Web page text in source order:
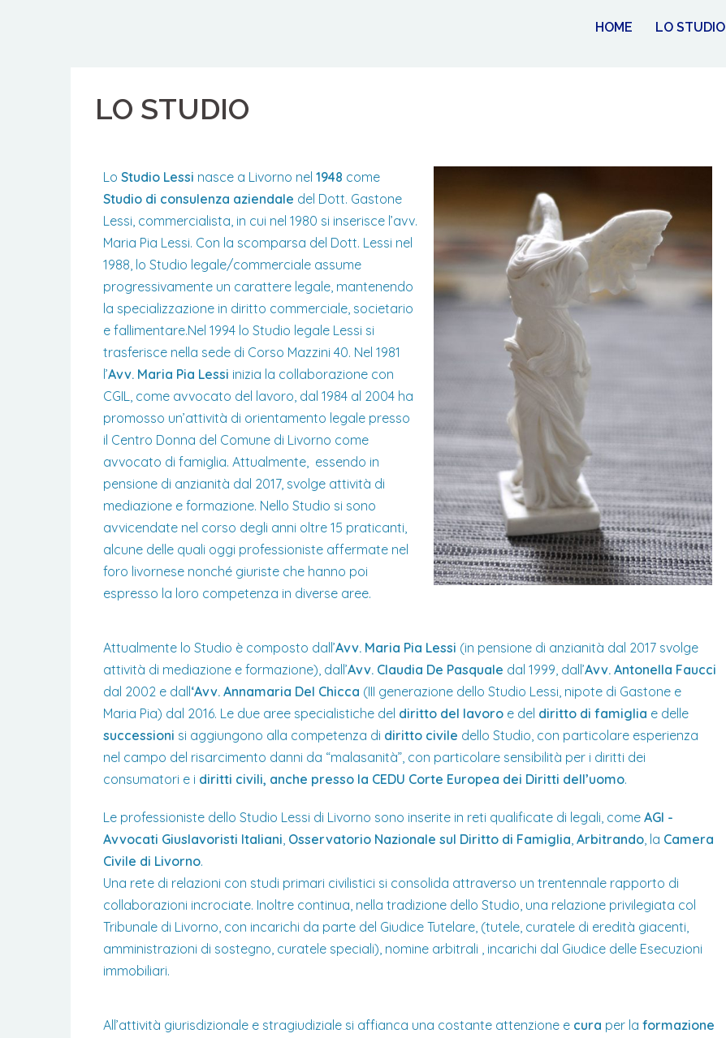
HOME LO STUDIO
LO STUDIO
Lo Studio Lessi nasce a Livorno nel 1948 come
Studio di consulenza aziendale del Dott. Gastone
Lessi, commercialista, in cui nel 1980 si inserisce l’avv.
Maria Pia Lessi. Con la scomparsa del Dott. Lessi nel
1988, lo Studio legale/commerciale assume
progressivamente un carattere legale, mantenendo
la specializzazione in diritto commerciale, societario
e fallimentare.Nel 1994 lo Studio legale Lessi si
trasferisce nella sede di Corso Mazzini 40. Nel 1981
l’Avv. Maria Pia Lessi inizia la collaborazione con
CGIL, come avvocato del lavoro, dal 1984 al 2004 ha
promosso un’attività di orientamento legale presso
il Centro Donna del Comune di Livorno come
avvocato di famiglia. Attualmente, essendo in
pensione di anzianità dal 2017, svolge attività di
mediazione e formazione. Nello Studio si sono
avvicendate nel corso degli anni oltre 15 praticanti,
alcune delle quali oggi professioniste affermate nel
foro livornese nonché giuriste che hanno poi
espresso la loro competenza in diverse aree.
Attualmente lo Studio è composto dall’Avv. Maria Pia Lessi (in pensione di anzianità dal 2017 svolge
attività di mediazione e formazione), dall’Avv. Claudia De Pasquale dal 1999, dall’Avv. Antonella Faucci
dal 2002 e dall‘Avv. Annamaria Del Chicca (III generazione dello Studio Lessi, nipote di Gastone e
Maria Pia) dal 2016. Le due aree specialistiche del diritto del lavoro e del diritto di famiglia e delle
successioni si aggiungono alla competenza di diritto civile dello Studio, con particolare esperienza
nel campo del risarcimento danni da “malasanità”, con particolare sensibilità per i diritti dei
consumatori e i diritti civili, anche presso la CEDU Corte Europea dei Diritti dell’uomo.
Le professioniste dello Studio Lessi di Livorno sono inserite in reti qualificate di legali, come AGI -
Avvocati Giuslavoristi Italiani, Osservatorio Nazionale sul Diritto di Famiglia, Arbitrando, la Camera
Civile di Livorno.
Una rete di relazioni con studi primari civilistici si consolida attraverso un trentennale rapporto di
collaborazioni incrociate. Inoltre continua, nella tradizione dello Studio, una relazione privilegiata col
Tribunale di Livorno, con incarichi da parte del Giudice Tutelare, (tutele, curatele di eredità giacenti,
amministrazioni di sostegno, curatele speciali), nomine arbitrali , incarichi dal Giudice delle Esecuzioni
immobiliari.
All’attività giurisdizionale e stragiudiziale si affianca una costante attenzione e cura per la formazione